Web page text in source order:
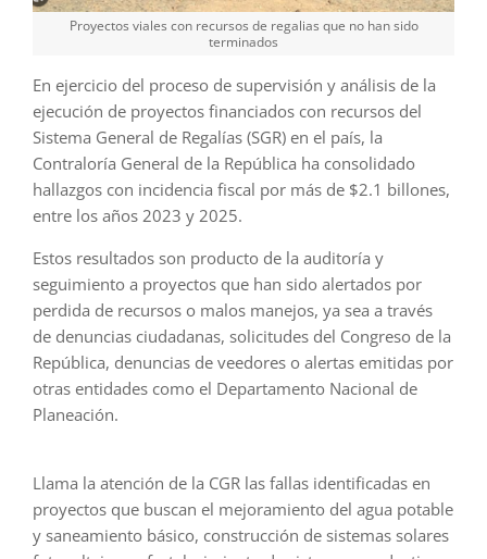
Proyectos viales con recursos de regalias que no han sido
terminados
En ejercicio del proceso de supervisión y análisis de la
ejecución de proyectos financiados con recursos del
Sistema General de Regalías (SGR) en el país, la
Contraloría General de la República ha consolidado
hallazgos con incidencia fiscal por más de $2.1 billones,
entre los años 2023 y 2025.
Estos resultados son producto de la auditoría y
seguimiento a proyectos que han sido alertados por
perdida de recursos o malos manejos, ya sea a través
de denuncias ciudadanas, solicitudes del Congreso de la
República, denuncias de veedores o alertas emitidas por
otras entidades como el Departamento Nacional de
Planeación.
Llama la atención de la CGR las fallas identificadas en
proyectos que buscan el mejoramiento del agua potable
y saneamiento básico, construcción de sistemas solares